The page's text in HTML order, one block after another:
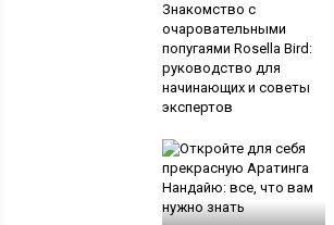
Знакомство с
очаровательными
попугаями Rosella Bird:
руководство для
начинающих и советы
экспертов